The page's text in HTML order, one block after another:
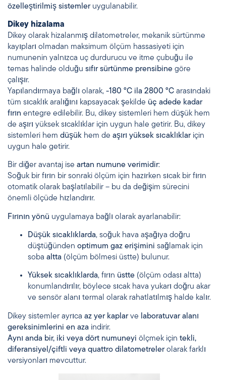
özelleştirilmiş sistemleruygulanabilir.
Dikey hizalama
Dikey olarak hizalanmış dilatometreler, mekanik sürtünme
kayıpları olmadan maksimum ölçüm hassasiyeti için
numunenin yalnızca uç durdurucu ve itme çubuğu ile
temas halinde olduğu sıfır sürtünme prensibine göre
çalışır.
Yapılandırmaya bağlı olarak, -180 °C ila 2800 °C arasındaki
tüm sıcaklık aralığını kapsayacak şekilde üç adede kadar
fırın entegre edilebilir. Bu, dikey sistemleri hem düşük hem
de aşırı yüksek sıcaklıklar için uygun hale getirir. Bu, dikey
sistemleri hem düşük hem de aşırı yüksek sıcaklıklariçin
uygun hale getirir.
Bir diğer avantaj ise artan numune verimidir:
Soğuk bir fırın bir sonraki ölçüm için hazırken sıcak bir fırın
otomatik olarak başlatılabilir – bu da değişim sürecini
önemli ölçüde hızlandırır.
Fırının yönü uygulamaya bağlı olarak ayarlanabilir:
Düşük sıcaklıklarda, soğuk hava aşağıya doğru
düştüğünden optimum gaz erişimini sağlamak için
soba altta (ölçüm bölmesi üstte) bulunur.
Yüksek sıcaklıklarda, fırın üstte (ölçüm odası altta)
konumlandırılır, böylece sıcak hava yukarı doğru akar
ve sensör alanı termal olarak rahatlatılmış halde kalır.
Dikey sistemler ayrıca az yer kaplarve laboratuvar alanı
gereksinimlerini en aza indirir.
Aynı anda bir, iki veya dört numuneyi ölçmek için tekli,
diferansiyel/çiftli veya quattro dilatometrelerolarak farklı
versiyonları mevcuttur.